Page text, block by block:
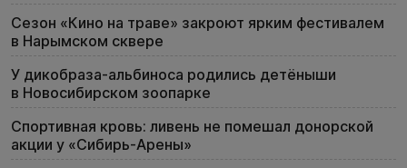
Сезон «Кино на траве» закроют ярким фестивалем
в Нарымском сквере
У дикобраза-альбиноса родились детёныши
в Новосибирском зоопарке
Спортивная кровь: ливень не помешал донорской
акции у «Сибирь-Арены»